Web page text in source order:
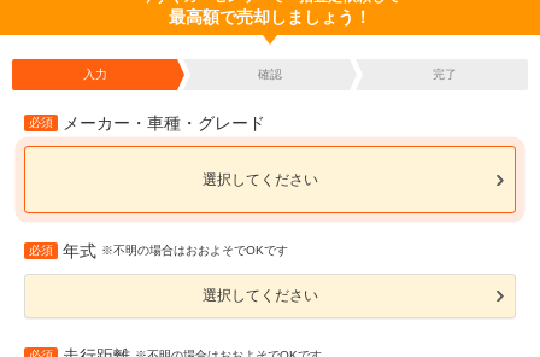
最高額で売却しましょう！
入力 確認 完了
必須 メーカー・車種・グレード
選択してください
必須 年式 ※不明の場合はおおよそでOKです
選択してください